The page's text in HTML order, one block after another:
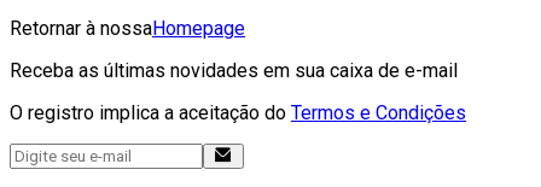
Retornar à nossaHomepage
Receba as últimas novidades em sua caixa de e-mail
O registro implica a aceitação do Termos e Condições